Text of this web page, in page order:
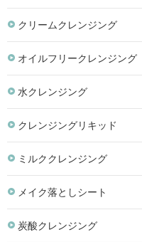
クリームクレンジング
オイルフリークレンジング
水クレンジング
クレンジングリキッド
ミルククレンジング
メイク落としシート
炭酸クレンジング